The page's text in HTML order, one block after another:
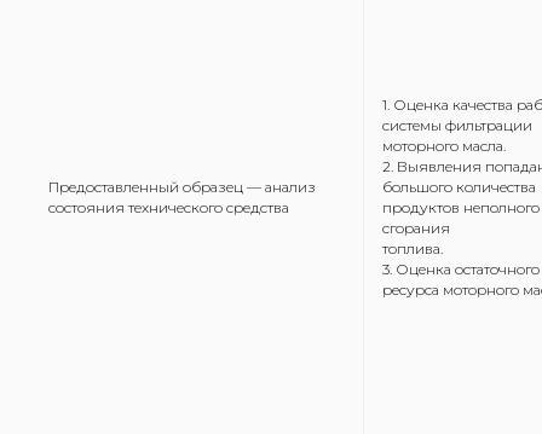
Предоставленный образец — анализ
состояния технического средства
1. Оценка качества
системы фильтрации
моторного масла.
2. Выявления
большого количества
продуктов неполного
сгорания
топлива.
3. Оценка остаточного
ресурса моторного